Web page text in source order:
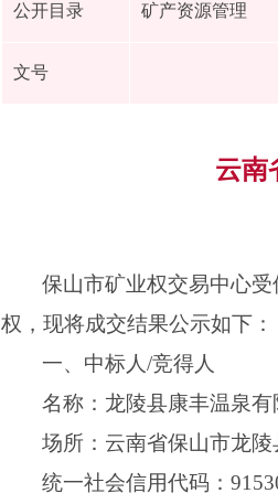
公开目录 矿产资源管理
文号
云南
保山市矿业权交易中心
权，现将成交结果公示如下：
一、中标人/竞得人
名称：龙陵县康丰温泉有
场所：云南省保山市龙
统一社会信用代码：